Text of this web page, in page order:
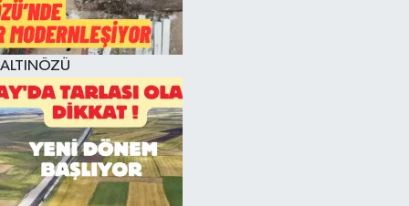
ALTINÖZÜ